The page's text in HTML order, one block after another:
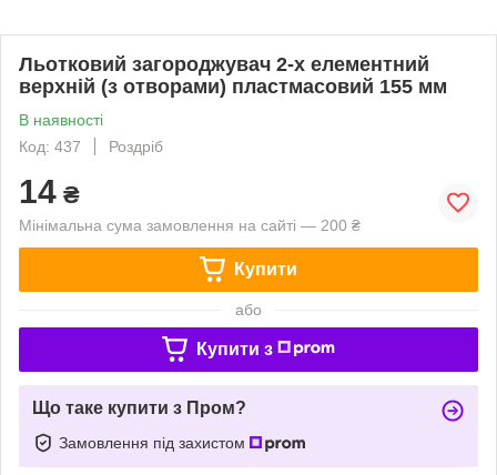
Льотковий загороджувач 2-х елементний
верхній (з отворами) пластмасовий 155 мм
В наявності
Код: 437
Роздріб
14 ₴
Мінімальна сума замовлення на сайті — 200 ₴
Купити
або
Купити з
Що таке купити з Пром?
Замовлення під захистом